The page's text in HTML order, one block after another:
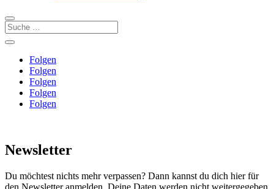
Folgen
Folgen
Folgen
Folgen
Folgen
Newsletter
Du möchtest nichts mehr verpassen? Dann kannst du dich hier für